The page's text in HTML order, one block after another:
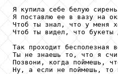
Я купила себе белую
Я поставлю ее в вазу на
Чтоб ты знал, что у меня
Чтоб ты видел, что букеты
Так проходит бесполезная
Ты не знаешь то, что я
Позвони, когда поймешь,
Ну, а если не поймешь, то